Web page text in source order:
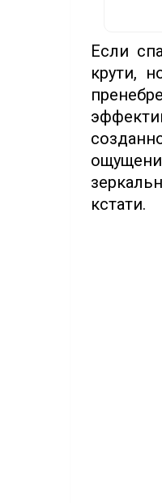
Если
крути,
кстати.